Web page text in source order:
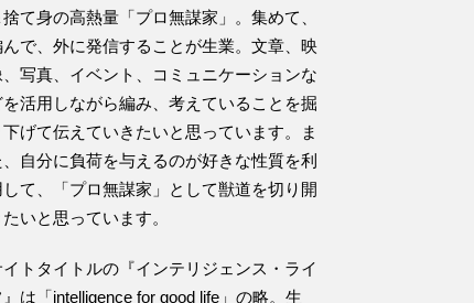
捨て身の高熱量「プロ無謀家」。集めて、
んで、外に発信することが生業。文章、映
、写真、イベント、コミュニケーションな
を活用しながら編み、考えていることを掘
下げて伝えていきたいと思っています。ま
、自分に負荷を与えるのが好きな性質を利
して、「プロ無謀家」として獣道を切り開
たいと思っています。
イトタイトルの『インテリジェンス・ライ
』は「intelligence for good life」の略。生